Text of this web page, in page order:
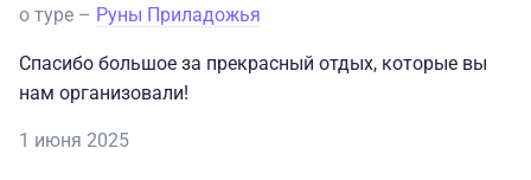
о туре – Руны Приладожья
Спасибо большое за прекрасный отдых, которые вы
нам организовали!
1 июня 2025